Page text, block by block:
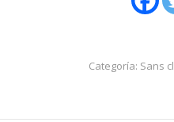
Categoría: Sans